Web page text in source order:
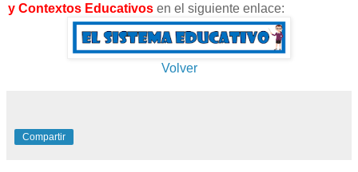
y Contextos Educativos en el siguiente enlace:
Volver
Compartir